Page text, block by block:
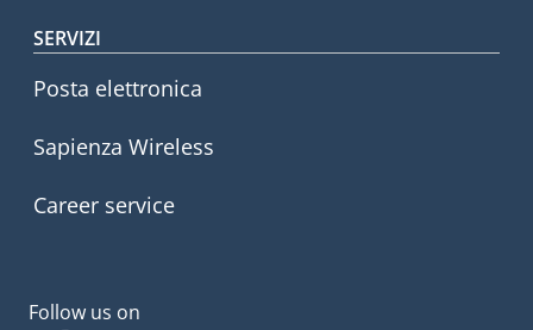
SERVIZI
Posta elettronica
Sapienza Wireless
Career service
Follow us on